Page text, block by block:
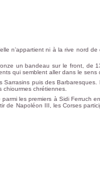
n’appartient ni à la rive nord
un bandeau sur le front, de
qui semblent aller dans le sens
Sarrasins puis des
chrétiennes.
les premiers à Sidi Ferruch
Napoléon III, les Corses